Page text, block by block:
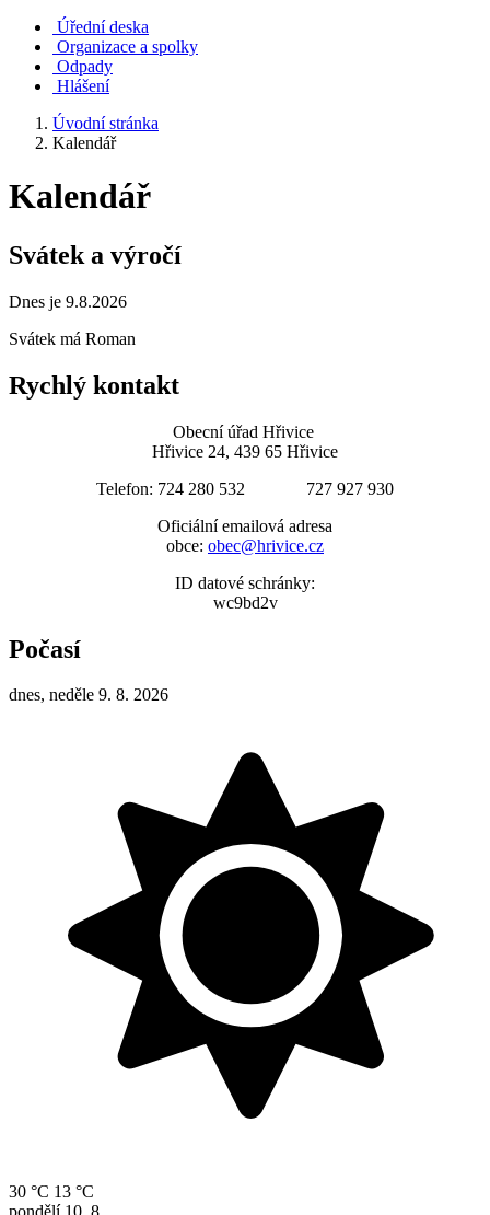
Úřední deska
Organizace a spolky
Odpady
Hlášení
Úvodní stránka
Kalendář
Kalendář
Svátek a výročí
Dnes je 9.8.2026
Svátek má Roman
Rychlý kontakt
Obecní úřad Hřivice
Hřivice 24, 439 65 Hřivice
Telefon: 724 280 532 727 927 930
Oficiální emailová adresa
obce: obec@hrivice.cz
ID datové schránky:
wc9bd2v
Počasí
dnes, neděle 9. 8. 2026
30 °C 13 °C